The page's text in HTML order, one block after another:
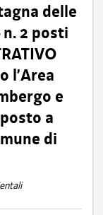
delle
2 posti
l’Area
e
a
di